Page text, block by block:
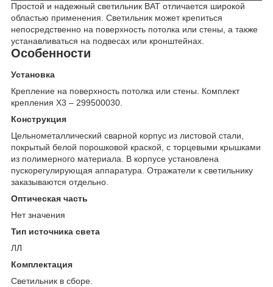
Простой и надежный светильник BAT отличается широкой
областью применения. Светильник может крепиться
непосредственно на поверхность потолка или стены, а также
устанавливаться на подвесах или кронштейнах.
Особенности
Установка
Крепление на поверхность потолка или стены. Комплект
крепления Х3 – 299500030.
Конструкция
Цельнометаллический сварной корпус из листовой стали,
покрытый белой порошковой краской, с торцевыми крышками
из полимерного материала. В корпусе установлена
пускорегулирующая аппаратура. Отражатели к светильнику
заказываются отдельно.
Оптическая часть
Нет значения
Тип источника света
ЛЛ
Комплектация
Светильник в сборе.